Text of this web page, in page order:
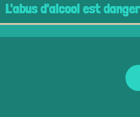
Pour nous
est dangereux pour